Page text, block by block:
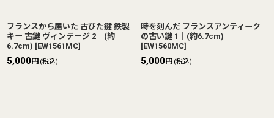
フランスから届いた 古びた鍵 鉄製
キー 古鍵 ヴィンテージ 2｜(約
6.7cm) [EW1561MC]
5,000円 (税込)
時を刻んだ フランスアンティーク
の古い鍵 1｜(約6.7cm)
[EW1560MC]
5,000円 (税込)